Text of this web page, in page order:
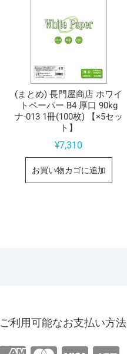
(まとめ) 長門屋商店 ホワイ
トペーパー B4 厚口 90kg
ナ-013 1冊(100枚) 【×5セッ
ト】
¥7,310
お買い物カゴに追加
ご利用可能なお支払い方法